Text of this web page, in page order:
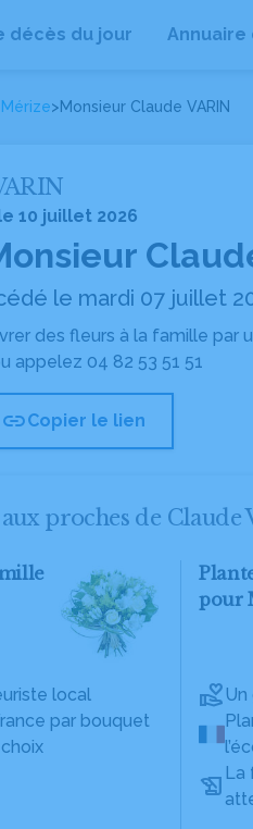
décès du jour
Mérize>Monsieur Claude VARIN
10 juillet 2026
le mardi 07 juillet
des fleurs à la famille par
appelez 04 82 53 51 51
linkCopier le lien
proches de Claude
local
par bouquet
pour
La